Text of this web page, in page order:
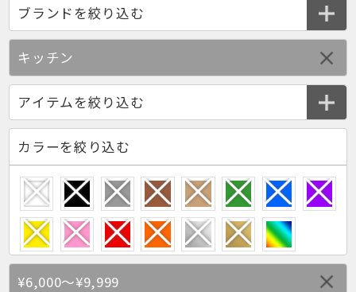
キッチン
カラーを絞り込む
¥6,000～¥9,999